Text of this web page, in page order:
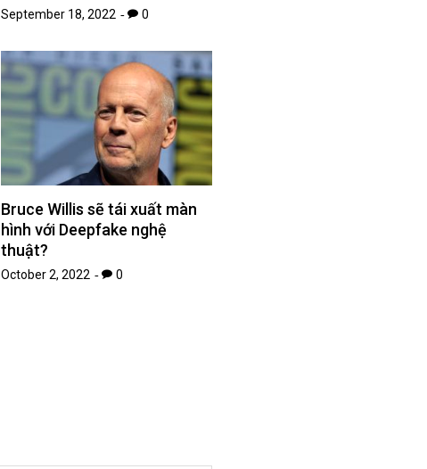
September 18, 2022 0
Bruce Willis sẽ tái xuất màn
hình với Deepfake nghệ
thuật?
October 2, 2022 0